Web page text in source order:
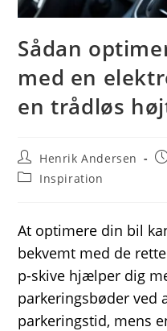
Sådan
med en
en trådløs
Post
author:
Henrik Andersen
PostInspiration
At optimere din bil
bekvemt med de
p-skive hjælper dig
parkeringsbøder ved
parkeringstid, mens